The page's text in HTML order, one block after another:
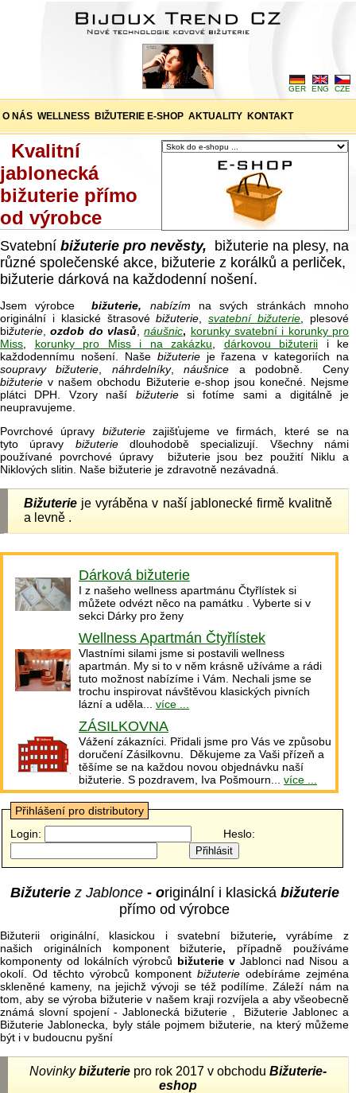
CZE
ENG
GER
O NÁS WELLNESS BIŽUTERIE E-SHOP AKTUALITY KONTAKT
Kvalitní
jablonecká
bižuterie přímo
od výrobce
Svatební bižuterie pro nevěsty, bižuterie na plesy, na
různé společenské akce, bižuterie z korálků a perliček,
bižuterie dárková na každodenní nošení.
Jsem výrobce bižuterie, nabízím na svých stránkách mnoho
originální i klasické štrasovébižuterie ,svatební bižuterie , plesové
bižuterie ,ozdob do vlasů ,náušnic, korunky svatební i korunky pro
Miss
korunky pro Miss i na zakázku dárkovou bižuterii i ke
každodennímu nošení. Naše bižuterieje řazena v kategoriích na
soupravy bižuterie
náhrdelníky,náušnice a podobně. Ceny
bižuterie v našem obchodu Bižuterie e-shop jsou konečné. Nejsme
plátci DPH. Vzory naší bižuteriesi fotíme sami a digitálně je
neupravujeme.
Povrchové úpravy bižuteriezajišťujeme ve firmách, které se na
tyto úpravy bižuteriedlouhodobě specializují. Všechny námi
používané povrchové úpravy bižuterie jsou bez použití Niklu a
Niklových slitin. Naše bižuterie je zdravotně nezávadná.
Bižuterie je vyráběna v naší jablonecké firmě kvalitně
a levně .
Dárková bižuterie
I z našeho wellness apartmánu Čtyřlístek si
můžete odvézt něco na památku . Vyberte si v
sekci Dárky pro ženy
Wellness Apartmán Čtyřlístek
Vlastními silami jsme si postavili wellness
apartmán. My si to v něm krásně užíváme a rádi
tuto možnost nabízíme i Vám. Nechali jsme se
trochu inspirovat návštěvou klasických pivních
lázní a uděla... více ...
ZÁSILKOVNA
Vážení zákazníci. Přidali jsme pro Vás ve způsobu
doručení Zásilkovnu. Děkujeme za Vaši přízeň a
těšíme se na každou novou objednávku naší
bižuterie. S pozdravem, Iva Pošmourn... více ...
Přihlášení pro distributory
Login:
Heslo:
Bižuteriez Jablonce - originální i klasická bižuterie
přímo od výrobce
Bižuterii originální, klasickou i svatební bižuterie, vyrábíme z
našich originálních komponent bižuterie, případně používáme
komponenty od lokálních výrobců bižuterie vJablonci nad Nisou a
okolí. Od těchto výrobců komponentbižuterieodebíráme zejména
skleněné kameny, na jejichž vývoji se též podílíme. Záleží nám na
tom, aby se výroba bižuterie v našem kraji rozvíjela a aby všeobecně
známá slovní spojení - Jablonecká bižuterie , Bižuterie Jablonec a
Bižuterie Jablonecka, byly stále pojmem bižuterie, na který můžeme
být i v budoucnu pyšní
Novinkybižuterie pro rok 2017 v obchoduBižuterie-
eshop